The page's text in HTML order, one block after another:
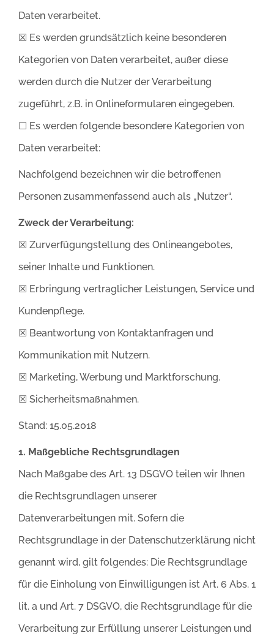
Daten verarbeitet.
☒ Es werden grundsätzlich keine besonderen
Kategorien von Daten verarbeitet, außer diese
werden durch die Nutzer der Verarbeitung
zugeführt, z.B. in Onlineformularen eingegeben.
☐ Es werden folgende besondere Kategorien von
Daten verarbeitet:
Nachfolgend bezeichnen wir die betroffenen
Personen zusammenfassend auch als „Nutzer“.
Zweck der Verarbeitung:
☒ Zurverfügungstellung des Onlineangebotes,
seiner Inhalte und Funktionen.
☒ Erbringung vertraglicher Leistungen, Service und
Kundenpflege.
☒ Beantwortung von Kontaktanfragen und
Kommunikation mit Nutzern.
☒ Marketing, Werbung und Marktforschung.
☒ Sicherheitsmaßnahmen.
Stand: 15.05.2018
1. Maßgebliche Rechtsgrundlagen
Nach Maßgabe des Art. 13 DSGVO teilen wir Ihnen
die Rechtsgrundlagen unserer
Datenverarbeitungen mit. Sofern die
Rechtsgrundlage in der Datenschutzerklärung nicht
genannt wird, gilt folgendes: Die Rechtsgrundlage
für die Einholung von Einwilligungen ist Art. 6 Abs. 1
lit. a und Art. 7 DSGVO, die Rechtsgrundlage für die
Verarbeitung zur Erfüllung unserer Leistungen und